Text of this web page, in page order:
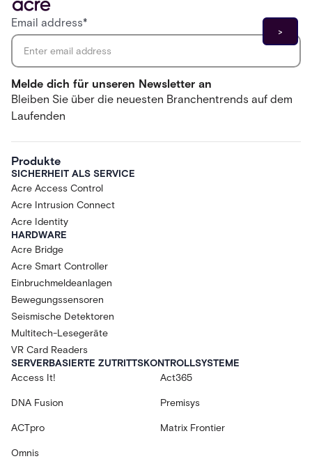
Melde dich für unseren Newsletter an
Bleiben Sie über die neuesten Branchentrends auf dem
Laufenden
Email address*
Produkte
SICHERHEIT ALS SERVICE
Acre Access Control
Acre Intrusion Connect
Acre Identity
HARDWARE
Acre Bridge
Acre Smart Controller
Einbruchmeldeanlagen
Bewegungssensoren
Seismische Detektoren
Multitech-Lesegeräte
VR Card Readers
SERVERBASIERTE ZUTRITTSKONTROLLSYSTEME
Access It!
Act365
DNA Fusion Premisys
ACTpro Matrix Frontier
Omnis